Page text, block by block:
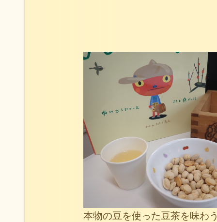
本物の豆を使った豆茶を味わ